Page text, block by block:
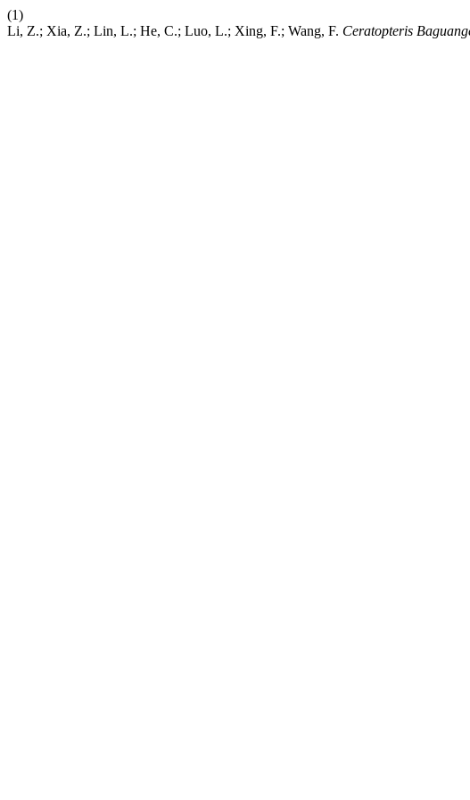
(1)
Li, Z.; Xia, Z.; Lin, L.; He, C.; Luo, L.; Xing, F.; Wang, F. Ceratopteris